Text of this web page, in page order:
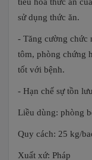
tiêu hóa thức ăn
sử dụng thức ăn.
- Tăng cường chức
tôm, phòng chứng
tốt với bệnh.
- Hạn chế sự tồn
Liều dùng: phòng
Quy cách: 25 kg/
Xuất xứ: Pháp